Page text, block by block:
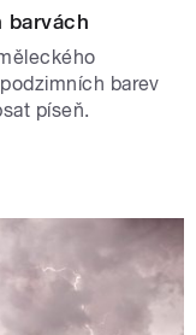
barvách
barev
píseň.